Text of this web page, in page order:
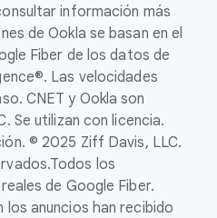
información más
de Ookla se basan en el
Fiber de los datos de
Las velocidades
CNET y Ookla son
Se utilizan con licencia.
© 2025 Ziff Davis, LLC.
Todos los
de Google Fiber.
los anuncios han recibido